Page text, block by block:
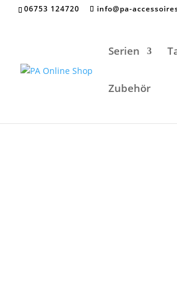
06753 124720 info@pa-
Serien
Zubehör